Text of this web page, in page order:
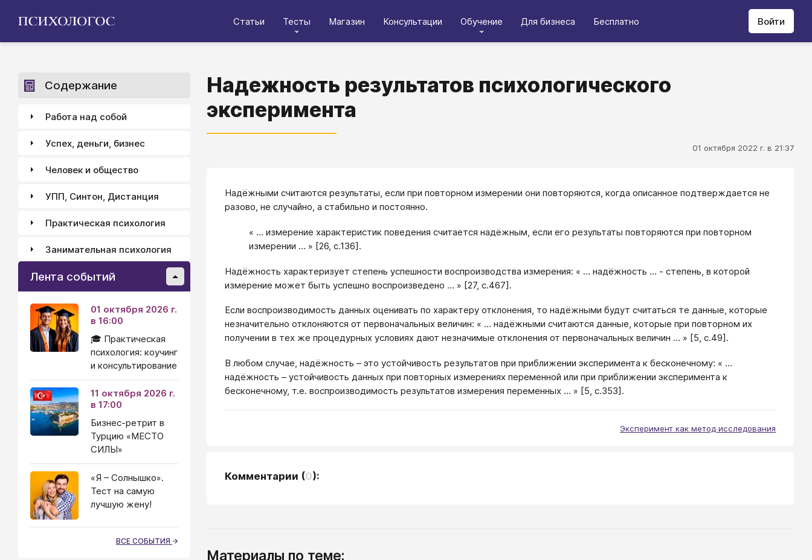
Статьи Тесты Магазин Консультации Обучение Для бизнеса Бесплатно Войти
Надежность результатов психологического
эксперимента
01 октября 2022 г. в 21:37
Надёжными считаются результаты, если при повторном измерении они повторяются, когда описанное подтверждается не
разово, не случайно, а стабильно и постоянно.
« … измерение характеристик поведения считается надёжным, если его результаты повторяются при повторном
измерении … » [26, с.136].
Надёжность характеризует степень успешности воспроизводства измерения: « … надёжность … - степень, в которой
измерение может быть успешно воспроизведено … » [27, с.467].
Если воспроизводимость данных оценивать по характеру отклонения, то надёжными будут считаться те данные, которые
незначительно отклоняются от первоначальных величин: « … надёжными считаются данные, которые при повторном их
получении в тех же процедурных условиях дают незначимые отклонения от первоначальных величин … » [5, с.49].
В любом случае, надёжность – это устойчивость результатов при приближении эксперимента к бесконечному: « …
надёжность – устойчивость данных при повторных измерениях переменной или при приближении эксперимента к
бесконечному, т.е. воспроизводимость результатов измерения переменных … » [5, с.353].
Эксперимент как метод исследования
Комментарии (0):
Материалы по теме:
Содержание
Работа над собой
Успех, деньги, бизнес
Человек и общество
УПП, Синтон, Дистанция
Практическая психология
Занимательная психология
Лента событий
01 октября 2026 г.
в 16:00
🎓 Практическая
психология: коучинг
и консультирование
11 октября 2026 г.
в 17:00
Бизнес-ретрит в
Турцию «МЕСТО
СИЛЫ»
«Я – Солнышко».
Тест на самую
лучшую жену!
ВСЕ СОБЫТИЯ